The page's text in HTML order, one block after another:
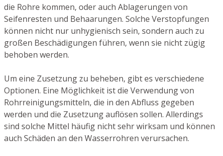
die Rohre kommen, oder auch Ablagerungen von
Seifenresten und Behaarungen. Solche Verstopfungen
können nicht nur unhygienisch sein, sondern auch zu
großen Beschädigungen führen, wenn sie nicht zügig
behoben werden.
Um eine Zusetzung zu beheben, gibt es verschiedene
Optionen. Eine Möglichkeit ist die Verwendung von
Rohrreinigungsmitteln, die in den Abfluss gegeben
werden und die Zusetzung auflösen sollen. Allerdings
sind solche Mittel häufig nicht sehr wirksam und können
auch Schäden an den Wasserrohren verursachen.